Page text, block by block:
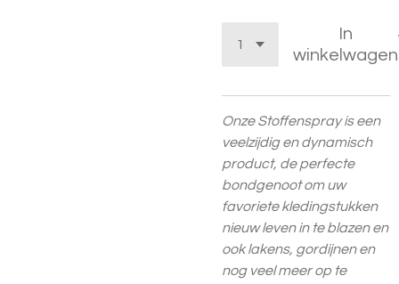
In
winkelwagen
Onze Stoffenspray is een
veelzijdig en dynamisch
product, de perfecte
bondgenoot om uw
favoriete kledingstukken
nieuw leven in te blazen en
ook lakens, gordijnen en
nog veel meer op te